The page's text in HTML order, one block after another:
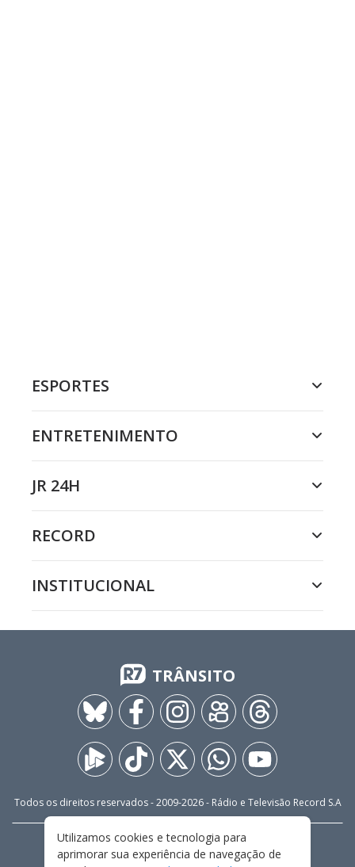
ESPORTES
ENTRETENIMENTO
JR 24H
RECORD
INSTITUCIONAL
TRÂNSITO
Todos os direitos reservados - 2009-2026- Rádio e Televisão Record S.A
FALE CONOSCO
PRIVACIDADE
Utilizamos cookies e tecnologia para
aprimorar sua experiência de navegação de